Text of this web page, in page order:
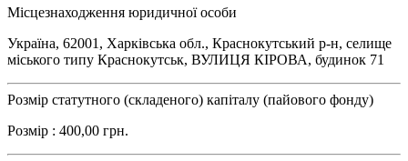
Місцезнаходження юридичної особи
Україна, 62001, Харківська обл., Краснокутський р-н, селище
міського типу Краснокутськ, ВУЛИЦЯ КІРОВА, будинок 71
Розмір статутного (складеного) капіталу (пайового фонду)
Розмір : 400,00 грн.